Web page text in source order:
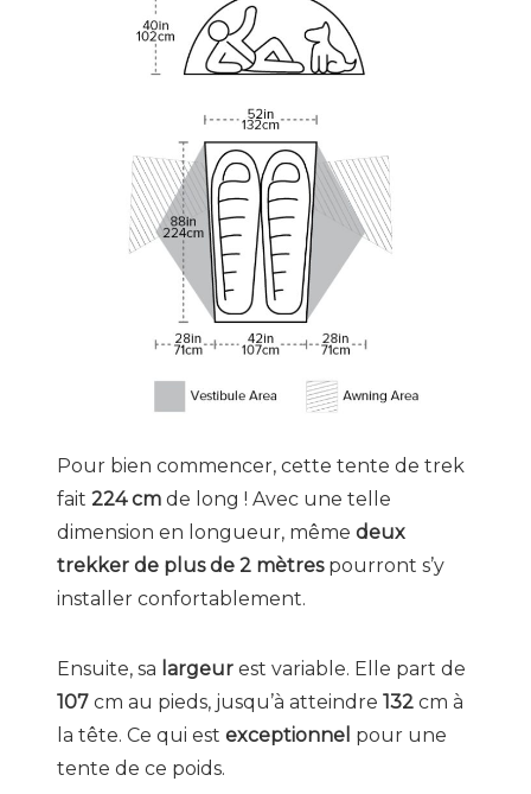
Pour bien commencer, cette tente de trek
fait224 cm de long ! Avec une telle
dimension en longueur, mêmedeux
trekker de plus de 2 mètrespourront s’y
installer confortablement.
Ensuite, sa largeur est variable. Elle part de
107 cm au pieds, jusqu’à atteindre132 cm à
la tête. Ce qui estexceptionnel pour une
tente de ce poids.